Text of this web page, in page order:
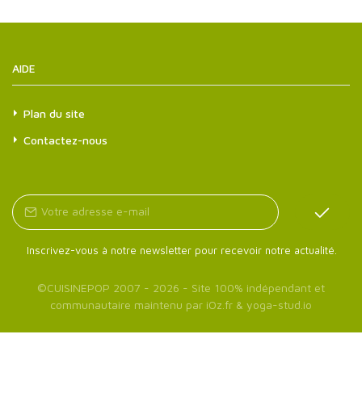
AIDE
Plan du site
Contactez-nous
Inscrivez-vous à notre newsletter pour recevoir notre actualité.
©CUISINEPOP 2007 - 2026 - Site 100% indépendant et
communautaire maintenu par iOz.fr & yoga-stud.io